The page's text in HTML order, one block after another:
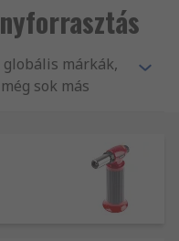
globális márkák,
sok más